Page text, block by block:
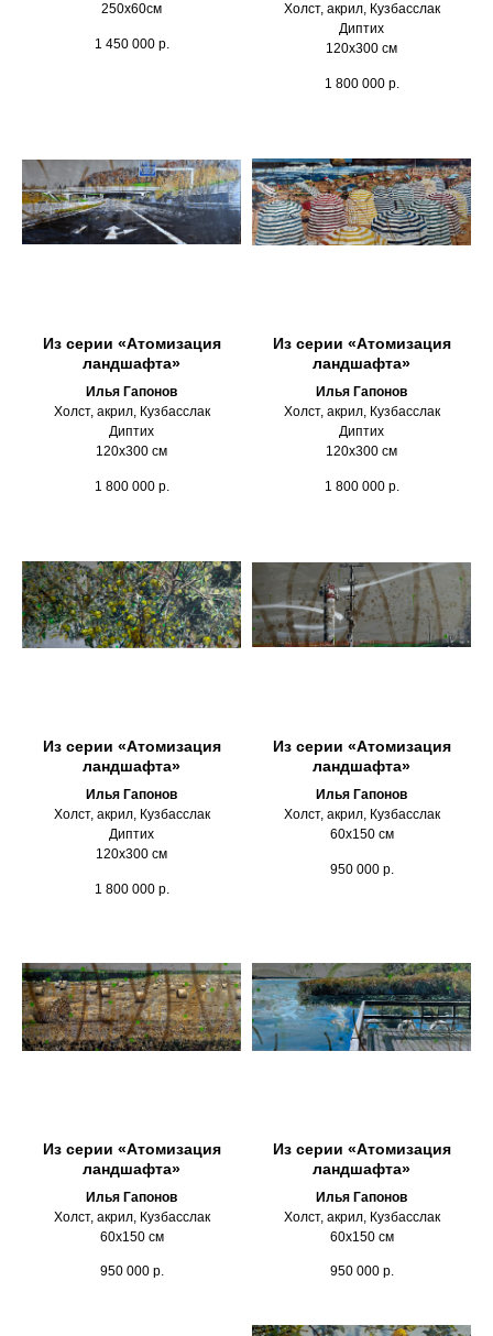
250х60см
1 450 000 р.
Холст, акрил, Кузбасслак
Диптих
120х300 см
1 800 000 р.
Из серии «Атомизация
ландшафта»
Илья Гапонов
Холст, акрил, Кузбасслак
Диптих
120х300 см
1 800 000 р.
Из серии «Атомизация
ландшафта»
Илья Гапонов
Холст, акрил, Кузбасслак
Диптих
120х300 см
1 800 000 р.
Из серии «Атомизация
ландшафта»
Илья Гапонов
Холст, акрил, Кузбасслак
Диптих
120х300 см
1 800 000 р.
Из серии «Атомизация
ландшафта»
Илья Гапонов
Холст, акрил, Кузбасслак
60х150 см
950 000 р.
Из серии «Атомизация
ландшафта»
Илья Гапонов
Холст, акрил, Кузбасслак
60х150 см
950 000 р.
Из серии «Атомизация
ландшафта»
Илья Гапонов
Холст, акрил, Кузбасслак
60х150 см
950 000 р.